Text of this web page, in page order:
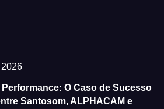
Performance: O Caso de Sucesso
Santosom, ALPHACAM e